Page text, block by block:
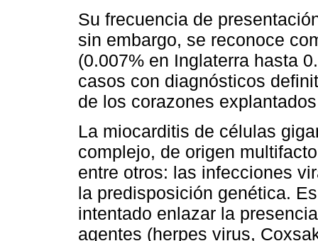
Su frecuencia de
sin embargo, se reconoce
(0.007% en Inglaterra hasta
casos con diagnósticos
de los corazones
La miocarditis de células
complejo, de origen
entre otros: las infecciones
la predisposición genética.
intentado enlazar la
agentes (herpes virus,